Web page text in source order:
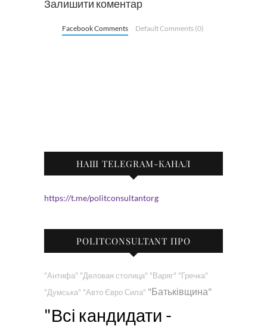
Залишити коментар
Facebook Comments Default Comments (0)
НАШ TELEGRAM-КАНАЛ
https://t.me/politconsultantorg
POLITCONSULTANT ПРО
"Антифа" "Деловая столица" "Варяг" "Гречка"
"Думська" "Авто Євро Сила" "Батьківщина"
"Всі кандидати -